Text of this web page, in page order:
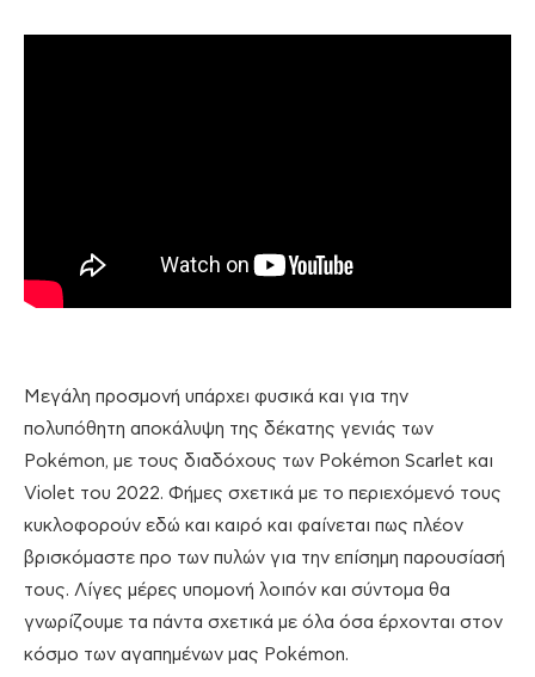
Μεγάλη προσμονή υπάρχει φυσικά και για την
πολυπόθητη αποκάλυψη της δέκατης γενιάς των
Pokémon, με τους διαδόχους των Pokémon Scarlet και
Violet του 2022. Φήμες σχετικά με το περιεχόμενό τους
κυκλοφορούν εδώ και καιρό και φαίνεται πως πλέον
βρισκόμαστε προ των πυλών για την επίσημη παρουσίασή
τους. Λίγες μέρες υπομονή λοιπόν και σύντομα θα
γνωρίζουμε τα πάντα σχετικά με όλα όσα έρχονται στον
κόσμο των αγαπημένων μας Pokémon.